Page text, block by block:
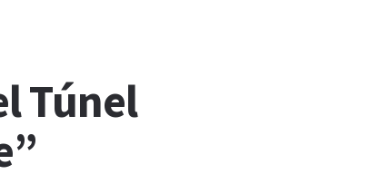
Túnel